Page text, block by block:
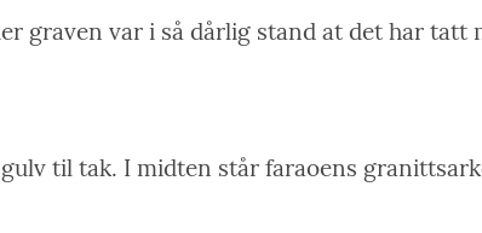
graven var i så dårlig stand at det har tatt
til tak. I midten står faraoens